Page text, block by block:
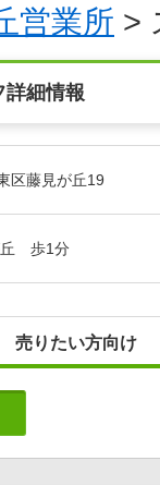
営業所 >
詳細情報
区藤見が丘19
丘 歩1分
売りたい方向け